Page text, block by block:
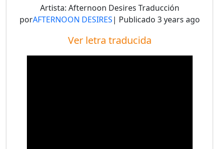
Artista: Afternoon Desires Traducción
porAFTERNOON DESIRES| Publicado 3 years ago
Ver letra traducida